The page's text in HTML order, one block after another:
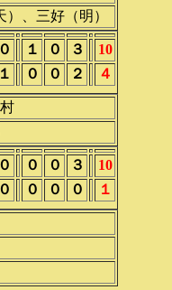
、三好（明）
０ １ ０ ３
10
１ ０ ０ ２ ４
０ ０ ０ ３
10
０ ０ ０ ０ １